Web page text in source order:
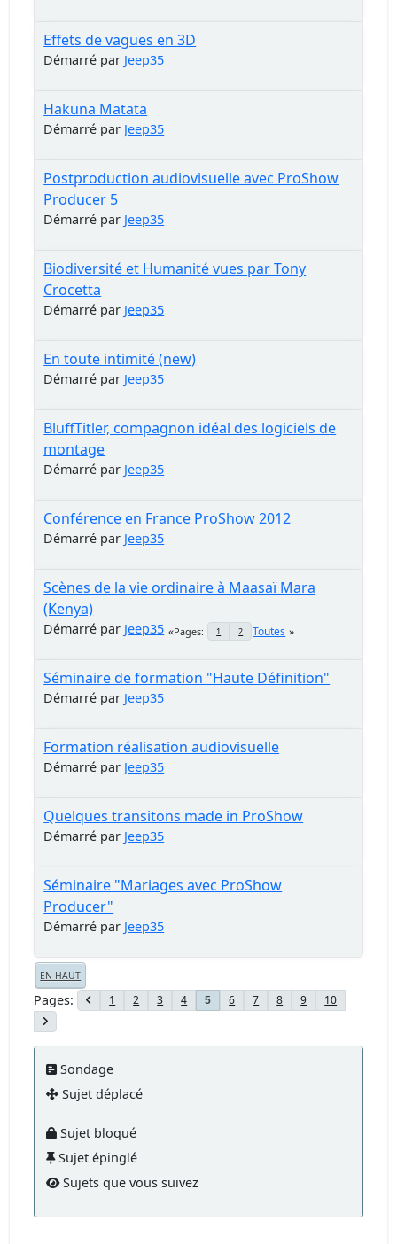
Effets de vagues en 3D
Démarré par Jeep35
Hakuna Matata
Démarré par Jeep35
Postproduction audiovisuelle avec ProShow
Producer 5
Démarré par Jeep35
Biodiversité et Humanité vues par Tony
Crocetta
Démarré par Jeep35
En toute intimité (new)
Démarré par Jeep35
BluffTitler, compagnon idéal des logiciels de
montage
Démarré par Jeep35
Conférence en France ProShow 2012
Démarré par Jeep35
Scènes de la vie ordinaire à Maasaï Mara
(Kenya)
Démarré par Jeep35 Pages 1 2 Toutes
Séminaire de formation "Haute Définition"
Démarré par Jeep35
Formation réalisation audiovisuelle
Démarré par Jeep35
Quelques transitons made in ProShow
Démarré par Jeep35
Séminaire "Mariages avec ProShow
Producer"
Démarré par Jeep35
EN HAUT
Pages 1 2 3 4 5 6 7 8 9 10
Sondage
Sujet déplacé
Sujet bloqué
Sujet épinglé
Sujets que vous suivez